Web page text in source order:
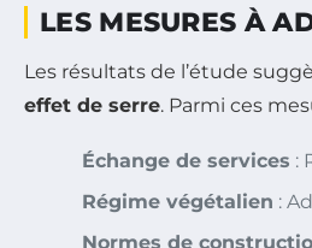
LES MESURES À
Les résultats de l’étude
effet de serre. Parmi ces
Échange de services :
Régime végétalien :
Normes de